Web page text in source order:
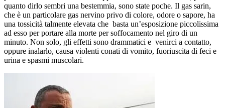
quanto dirlo sembri una bestemmia, sono state poche. Il gas sarin,
che è un particolare gas nervino privo di colore, odore o sapore, ha
una tossicità talmente elevata che basta un’esposizione piccolissima
ad esso per portare alla morte per soffocamento nel giro di un
minuto. Non solo, gli effetti sono drammatici e venirci a contatto,
oppure inalarlo, causa violenti conati di vomito, fuoriuscita di feci e
urina e spasmi muscolari.